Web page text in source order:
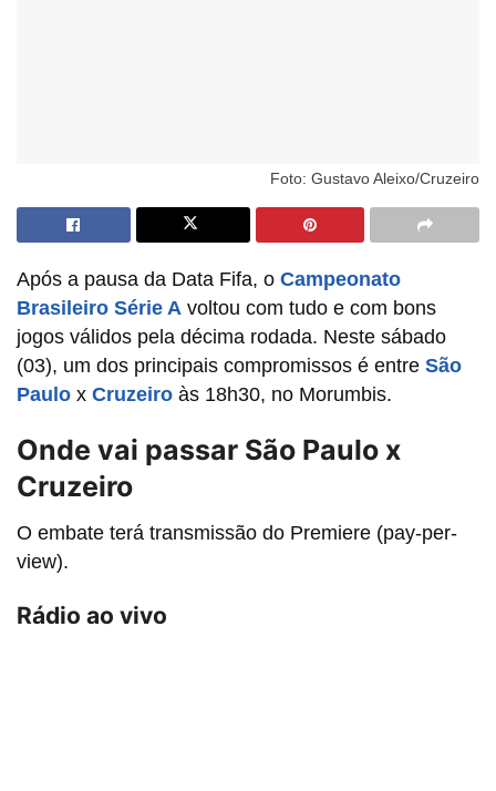
Foto: Gustavo Aleixo/Cruzeiro
Após a pausa da Data Fifa, o Campeonato
Brasileiro Série A voltou com tudo e com bons
jogos válidos pela décima rodada. Neste sábado
(03), um dos principais compromissos é entre São
Paulo x Cruzeiro às 18h30, no Morumbis.
Onde vai passar São Paulo x
Cruzeiro
O embate terá transmissão do Premiere (pay-per-
view).
Rádio ao vivo